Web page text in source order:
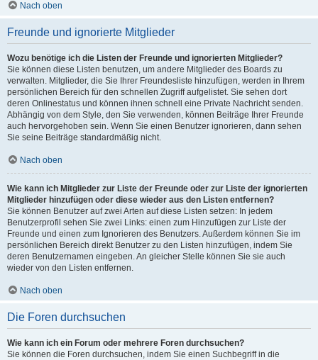
Nach oben
Freunde und ignorierte Mitglieder
Wozu benötige ich die Listen der Freunde und ignorierten Mitglieder?
Sie können diese Listen benutzen, um andere Mitglieder des Boards zu
verwalten. Mitglieder, die Sie Ihrer Freundesliste hinzufügen, werden in Ihrem
persönlichen Bereich für den schnellen Zugriff aufgelistet. Sie sehen dort
deren Onlinestatus und können ihnen schnell eine Private Nachricht senden.
Abhängig von dem Style, den Sie verwenden, können Beiträge Ihrer Freunde
auch hervorgehoben sein. Wenn Sie einen Benutzer ignorieren, dann sehen
Sie seine Beiträge standardmäßig nicht.
Nach oben
Wie kann ich Mitglieder zur Liste der Freunde oder zur Liste der ignorierten
Mitglieder hinzufügen oder diese wieder aus den Listen entfernen?
Sie können Benutzer auf zwei Arten auf diese Listen setzen: In jedem
Benutzerprofil sehen Sie zwei Links: einen zum Hinzufügen zur Liste der
Freunde und einen zum Ignorieren des Benutzers. Außerdem können Sie im
persönlichen Bereich direkt Benutzer zu den Listen hinzufügen, indem Sie
deren Benutzernamen eingeben. An gleicher Stelle können Sie sie auch
wieder von den Listen entfernen.
Nach oben
Die Foren durchsuchen
Wie kann ich ein Forum oder mehrere Foren durchsuchen?
Sie können die Foren durchsuchen, indem Sie einen Suchbegriff in die